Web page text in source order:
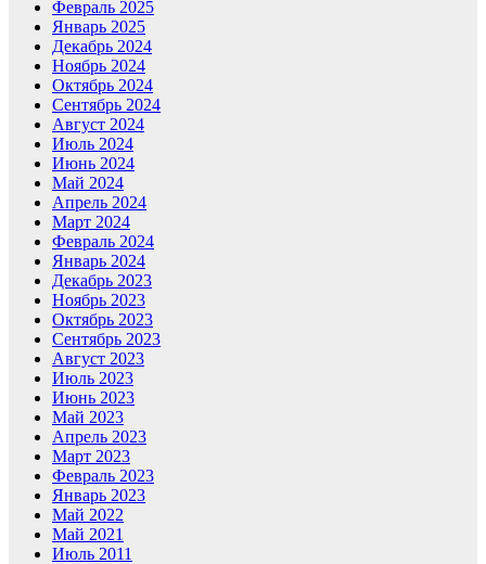
Февраль 2025
Январь 2025
Декабрь 2024
Ноябрь 2024
Октябрь 2024
Сентябрь 2024
Август 2024
Июль 2024
Июнь 2024
Май 2024
Апрель 2024
Март 2024
Февраль 2024
Январь 2024
Декабрь 2023
Ноябрь 2023
Октябрь 2023
Сентябрь 2023
Август 2023
Июль 2023
Июнь 2023
Май 2023
Апрель 2023
Март 2023
Февраль 2023
Январь 2023
Май 2022
Май 2021
Июль 2011